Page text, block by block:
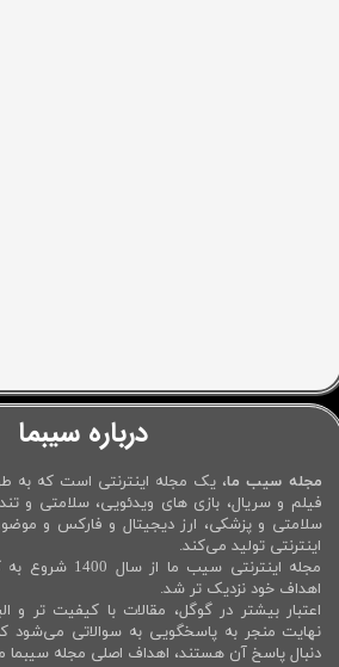
درباره سیبما
مجله سیب ما، یک مجله اینترنتی است که به
فیلم و سریال، بازی های ویدئویی، سلامتی و
سلامتی و پزشکی، ارز دیجیتال و فارکس و
اینترنتی تولید می‌کند.
مجله اینترنتی
اهداف خود نزدیک تر شد.
اعتبار بیشتر در گوگل، مقالات با کیفیت تر و
نهایت منجر به پاسخگویی به سوالاتی می‌شود که
دنبال پاسخ آن هستند، اهداف اصلی مجله سیبما